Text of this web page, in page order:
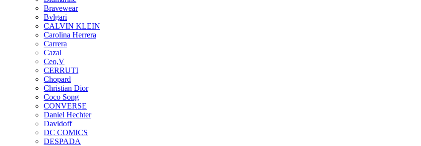
Bravewear
Bvlgari
CALVIN KLEIN
Carolina Herrera
Carrera
Cazal
Ceo,V
CERRUTI
Chopard
Christian Dior
Coco Song
CONVERSE
Daniel Hechter
Davidoff
DC COMICS
DESPADA